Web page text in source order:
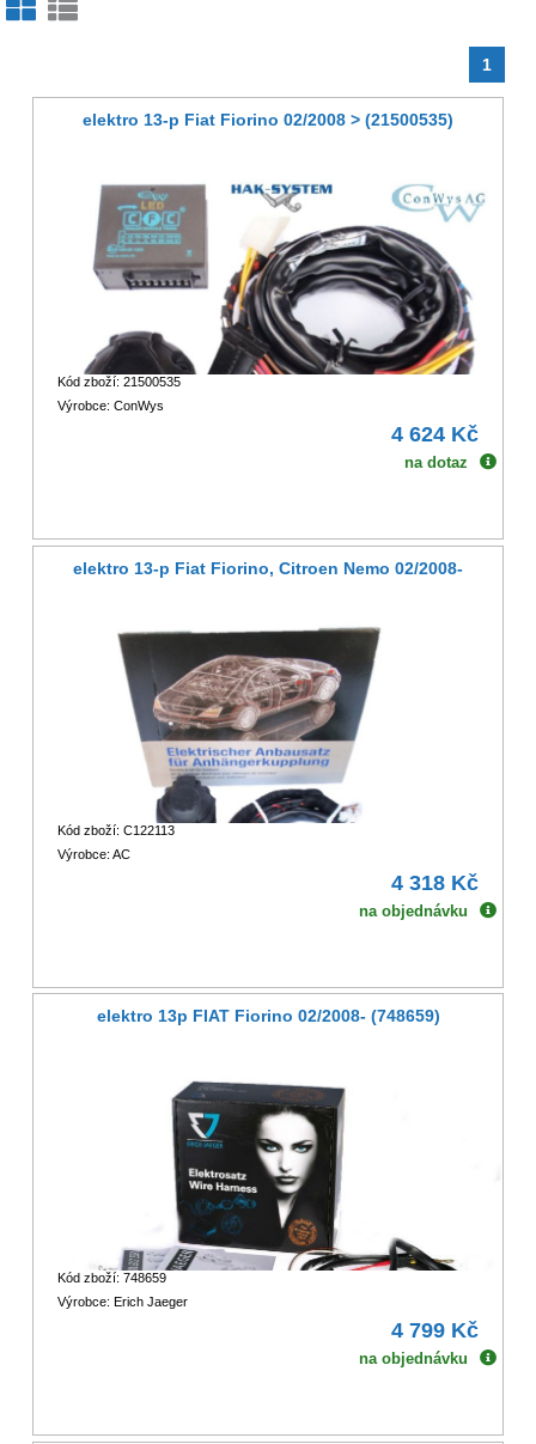
1
elektro 13-p Fiat Fiorino 02/2008 > (21500535)
Kód zboží: 21500535
Výrobce: ConWys
4 624 Kč
na dotaz
elektro 13-p Fiat Fiorino, Citroen Nemo 02/2008-
Kód zboží: C122113
Výrobce: AC
4 318 Kč
na objednávku
elektro 13p FIAT Fiorino 02/2008- (748659)
Kód zboží: 748659
Výrobce: Erich Jaeger
4 799 Kč
na objednávku